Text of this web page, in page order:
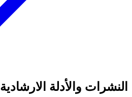
النشرات والأدلة الارشادية